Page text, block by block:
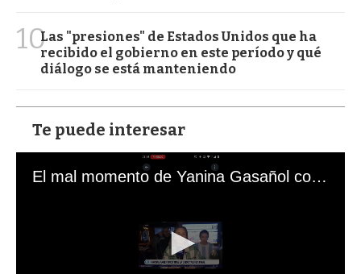
10Las "presiones" de Estados Unidos que ha
recibido el gobierno en este período y qué
diálogo se está manteniendo
Te puede interesar
El mal momento de Yanina Gasañol con un hincha argentino en "Subrayado"